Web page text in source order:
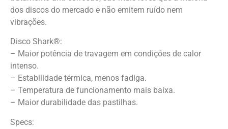
dos discos do mercado e não emitem ruído nem
vibrações.
Disco Shark®:
– Maior potência de travagem em condições de calor
intenso.
– Estabilidade térmica, menos fadiga.
– Temperatura de funcionamento mais baixa.
– Maior durabilidade das pastilhas.
Specs: